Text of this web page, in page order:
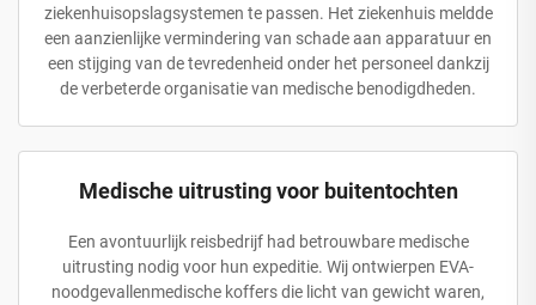
ziekenhuisopslagsystemen te passen. Het ziekenhuis meldde
een aanzienlijke vermindering van schade aan apparatuur en
een stijging van de tevredenheid onder het personeel dankzij
de verbeterde organisatie van medische benodigdheden.
Medische uitrusting voor buitentochten
Een avontuurlijk reisbedrijf had betrouwbare medische
uitrusting nodig voor hun expeditie. Wij ontwierpen EVA-
noodgevallenmedische koffers die licht van gewicht waren,